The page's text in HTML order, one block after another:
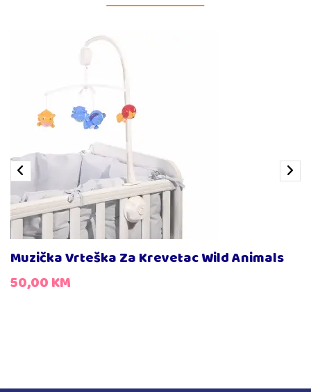
Muzička Vrteška Za Krevetac Wild Animals
50,00KM